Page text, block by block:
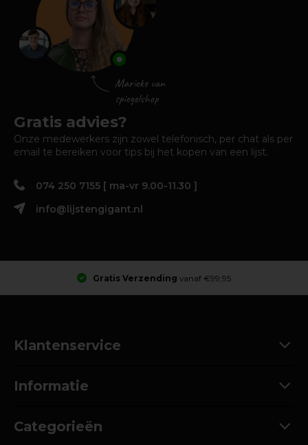
Gratis advies?
Onze medewerkers zijn zowel telefonisch, per chat als per
email te bereiken voor tips bij het kopen van een lijst.
074 250 7155 [ ma-vr 9.00-11.30 ]
info@lijstengigant.nl
Gratis Verzending vanaf €99,95
Klantenservice
Informatie
Categorieën